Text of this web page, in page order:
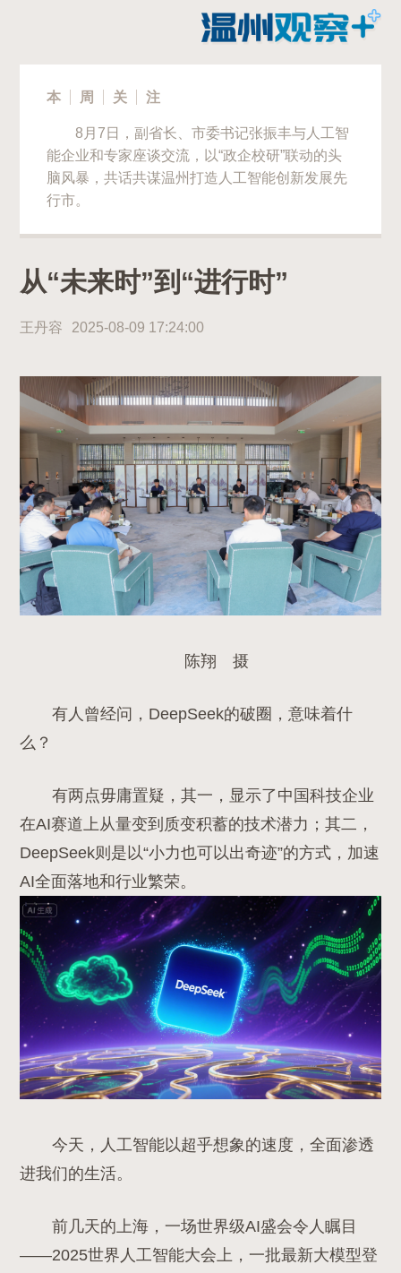
本 周 关 注
8月7日，副省长、市委书记张振丰与人工智
能企业和专家座谈交流，以“政企校研”联动的头
脑风暴，共话共谋温州打造人工智能创新发展先
行市。
从“未来时”到“进行时”
王丹容 2025-08-09 17:24:00
陈翔 摄
有人曾经问， DeepSeek的破圈，意味着什
么？
有两点毋庸置疑，其一，显示了中国科技企业
在AI赛道上从量变到质变积蓄的技术潜力；其二，
DeepSeek则是以“小力也可以出奇迹”的方式，加速
AI全面落地和行业繁荣。
今天，人工智能以超乎想象的速度，全面渗透
进我们的生活。
前几天的上海，一场世界级AI盛会令人瞩目
——2025世界人工智能大会上，一批最新大模型登